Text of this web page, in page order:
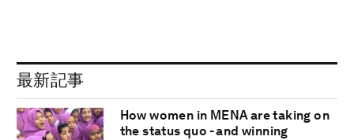
最新記事
How women in MENA are taking on
the status quo - and winning